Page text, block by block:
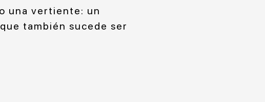
una vertiente: un
también sucede ser